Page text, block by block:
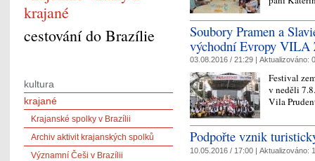
Soubory Pramen a
východní Evropy
03.08.2016 / 21:29 | Aktualizováno:
Festival
v neděli
Vila
Podpořte vznik
10.05.2016 / 17:00 | Aktualizováno:
krajané
cestování do Brazílie
kultura
krajané
Krajanské spolky v Brazílii
Archiv aktivit krajanských spolků
Významní Češi v Brazílii